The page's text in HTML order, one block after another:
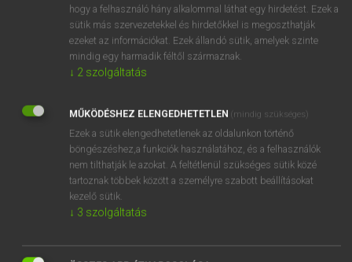
SZOTAR.NET APPLIKÁCIÓ
MICROSOFT OFFICE BŐVÍTMÉNY
BEÉPÜLŐ SZÓTÁRMODUL
ONLINE NYELVVIZSGA
EGYÉNI FELHASZNÁLÓKNAK
TANULÓKNAK
OKTATÁSI INTÉZMÉNYEKNEK
VÁLLALATI MEGOLDÁSOK
RÓLUNK
hogy a felhasználó hány alkalommal láthat egy hirdetést. Ezek a
sütik más szervezetekkel és hirdetőkkel is megoszthatják
ezeket az információkat. Ezek állandó sütik, amelyek szinte
mindig egy harmadik féltől származnak.
↓ 2 szolgáltatás
MŰKÖDÉSHEZ ELENGEDHETETLEN (mindig szükséges)
Ezek a sütik elengedhetetlenek az oldalunkon történő
böngészéshez,a funkciók használatához, és a felhasználók
nem tilthatják le azokat. A feltétlenül szükséges sütik közé
tartoznak többek között a személyre szabott beállításokat
kezelő sütik.
↓ 3 szolgáltatás